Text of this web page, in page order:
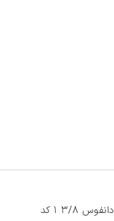
اولین کسی باشید که دیدگاهی می نویسد “چک ولو جوشي دانفوس ۳/۸ ۱ کد